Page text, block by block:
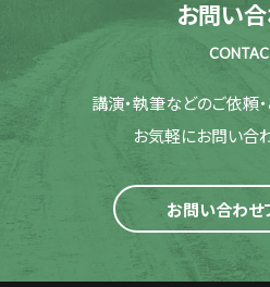
お問い
講演・執筆などのご依頼
お気軽にお問い合
お問い合わせ